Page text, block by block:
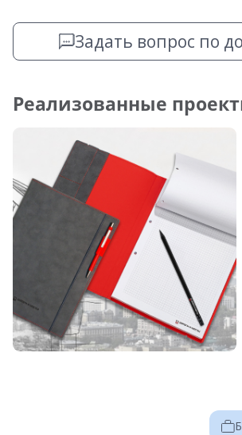
Задать вопрос по
Реализованные